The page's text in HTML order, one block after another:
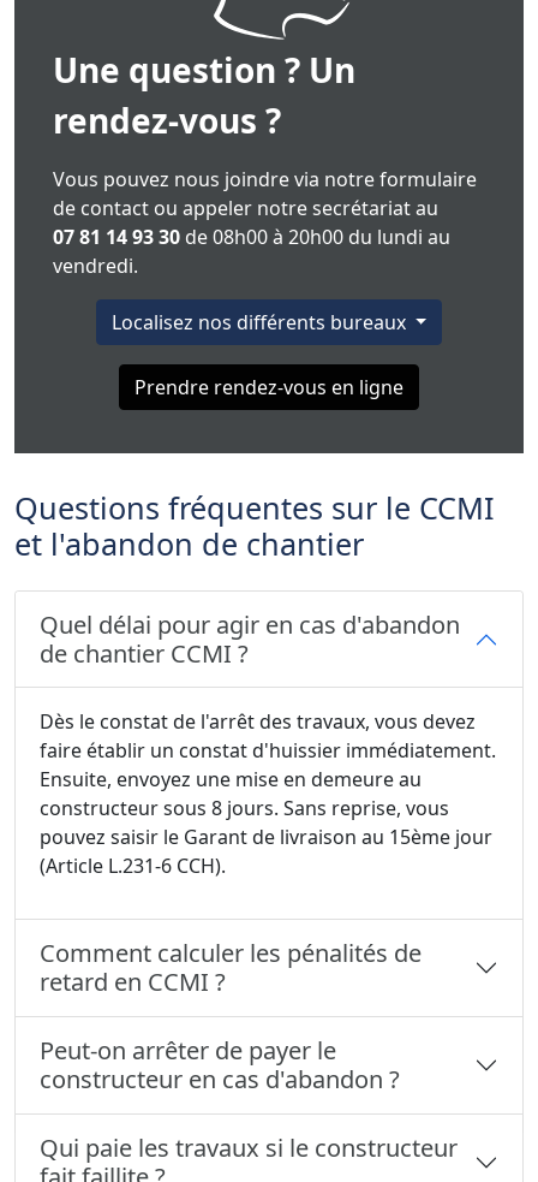
Une question ? Un
rendez-vous ?
Vous pouvez nous joindre via notre formulaire
de contact ou appeler notre secrétariat au
07 81 14 93 30 de 08h00 à 20h00 du lundi au
vendredi.
Localisez nos différents bureaux
Prendre rendez-vous en ligne
Questions fréquentes sur le CCMI
et l'abandon de chantier
Quel délai pour agir en cas d'abandon
de chantier CCMI ?
Dès le constat de l'arrêt des travaux, vous devez
faire établir un constat d'huissier immédiatement.
Ensuite, envoyez une mise en demeure au
constructeur sous 8 jours. Sans reprise, vous
pouvez saisir le Garant de livraison au 15ème jour
(Article L.231-6 CCH).
Comment calculer les pénalités de
retard en CCMI ?
Peut-on arrêter de payer le
constructeur en cas d'abandon ?
Qui paie les travaux si le constructeur